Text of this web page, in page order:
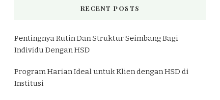
RECENT POSTS
Pentingnya Rutin Dan Struktur Seimbang Bagi
Individu Dengan HSD
Program Harian Ideal untuk Klien dengan HSD di
Institusi